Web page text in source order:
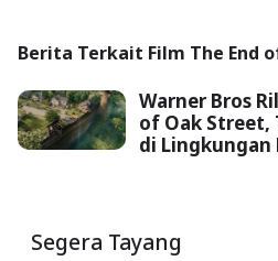
Berita Terkait Film The End
Warner Bros
of Oak Street,
di Lingkungan
Segera Tayang